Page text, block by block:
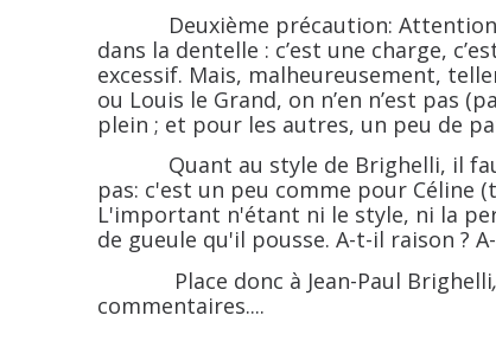
Deuxième précaution: Attention,
dans la dentelle : c’est une charge,
excessif. Mais, malheureusement,
ou Louis le Grand, on n’en n’est pas
plein ; et pour les autres, un peu de
Quant au style de Brighelli, il faut
pas: c'est un peu comme pour Céline
L'important n'étant ni le style, ni la
de gueule qu'il pousse. A-t-il raison ?
Place donc à Jean-Paul Brighelli
commentaires....